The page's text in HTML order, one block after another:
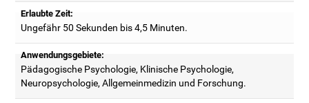
Erlaubte Zeit:
Ungefähr 50 Sekunden bis 4,5 Minuten.
Anwendungsgebiete:
Pädagogische Psychologie, Klinische Psychologie,
Neuropsychologie, Allgemeinmedizin und Forschung.